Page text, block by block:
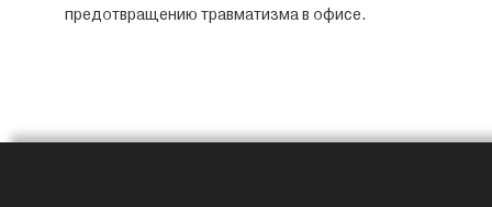
предотвращению травматизма в офисе.